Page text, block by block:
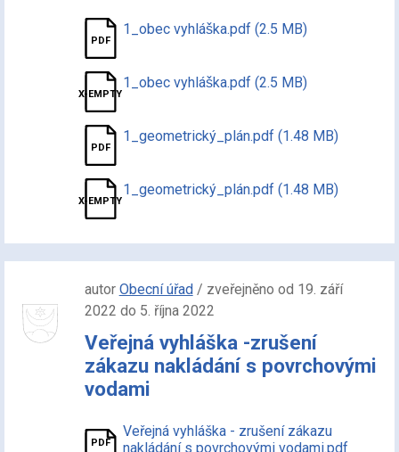
1_obec vyhláška.pdf (2.5 MB)
1_obec vyhláška.pdf (2.5 MB)
1_geometrický_plán.pdf (1.48 MB)
1_geometrický_plán.pdf (1.48 MB)
autor Obecní úřad/ zveřejněno od 19. září
2022 do 5. října 2022
Veřejná vyhláška -zrušení
zákazu nakládání s povrchovými
vodami
Veřejná vyhláška - zrušení zákazu
nakládání s povrchovými vodami.pdf